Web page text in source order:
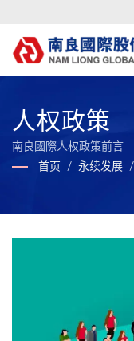
人权政策
南良國際人权政策前言
首页 / 永续发展 /